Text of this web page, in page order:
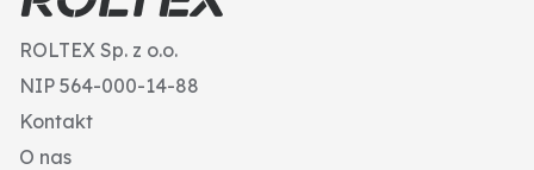
ROLTEX Sp. z o.o.
NIP 564-000-14-88
Kontakt
O nas